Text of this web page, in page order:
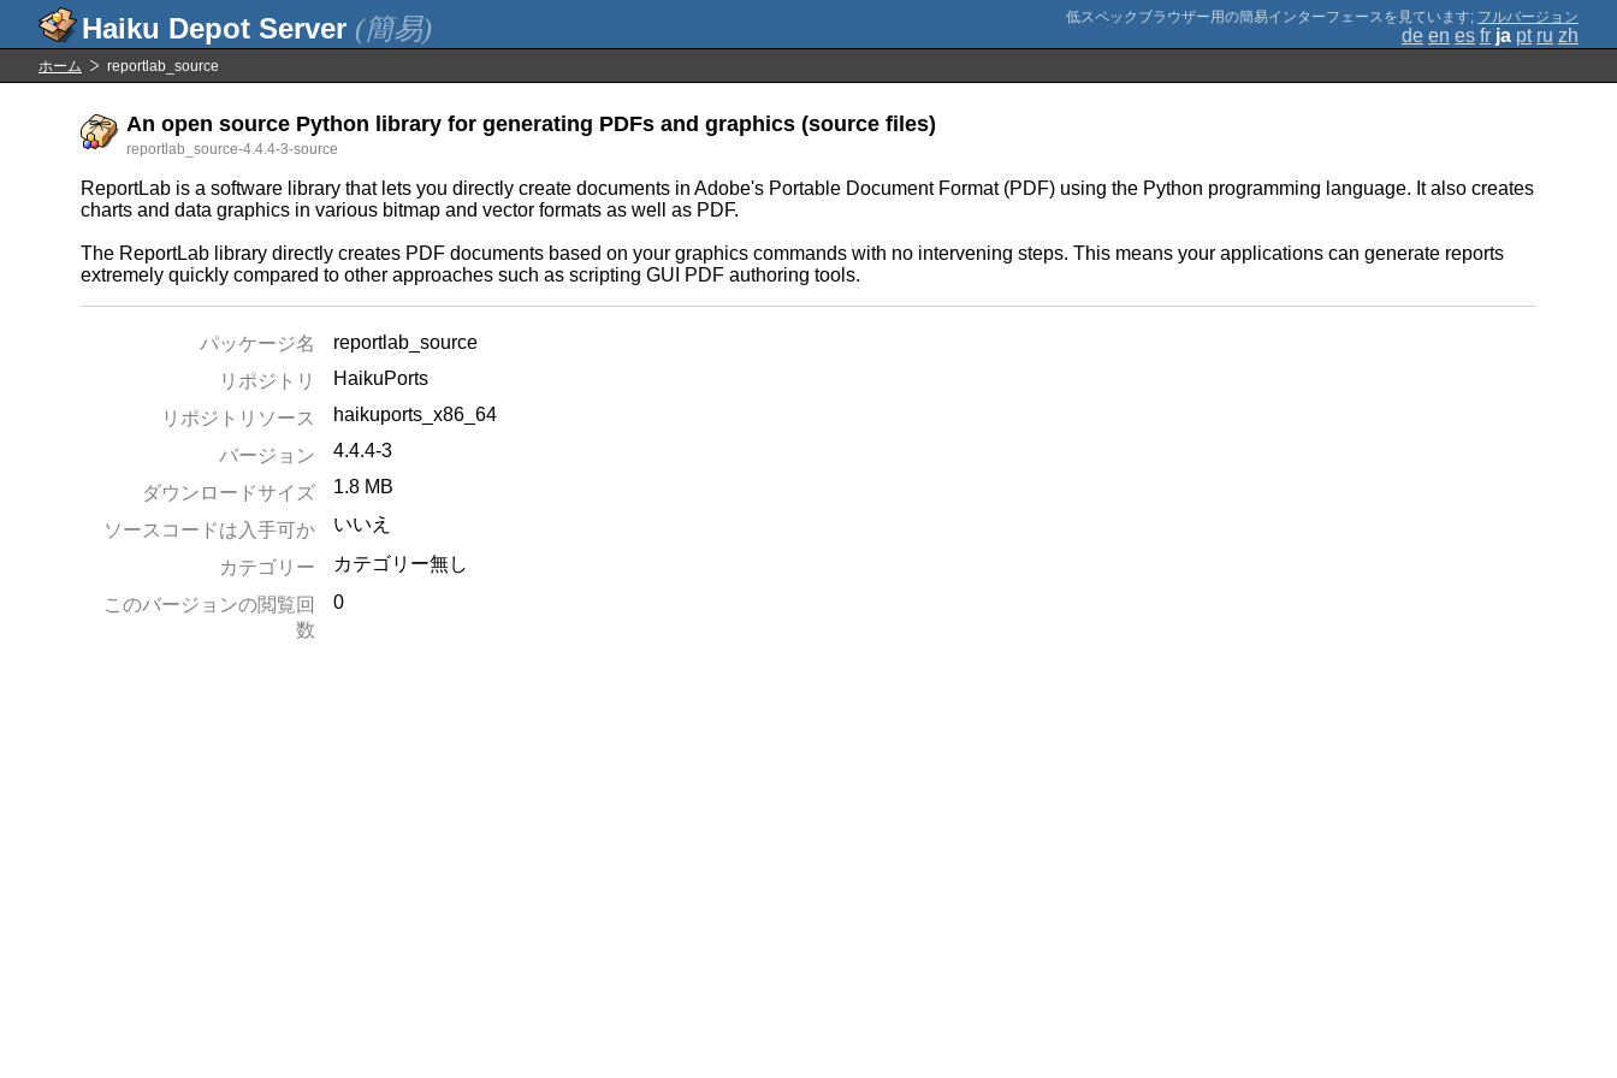
(簡易) ; フルバージョン
de en es fr ja pt ru zh
ホーム reportlab_source
An open source Python library for generating PDFs and graphics (source files)
reportlab_source-4.4.4-3-source
ReportLab is a software library that lets you directly create documents in Adobe's Portable Document Format (PDF) using the Python programming language. It also creates
charts and data graphics in various bitmap and vector formats as well as PDF.
The ReportLab library directly creates PDF documents based on your graphics commands with no intervening steps. This means your applications can generate reports
extremely quickly compared to other approaches such as scripting GUI PDF authoring tools.
パッケージ名
reportlab_source
リポジトリ
HaikuPorts
リポジトリソース
haikuports_x86_64
バージョン
4.4.4-3
ダウンロードサイズ 1.8 MB
ソースコードは入手可か いいえ
カテゴリー
カテゴリー無し
このバージョンの閲覧回
数
0